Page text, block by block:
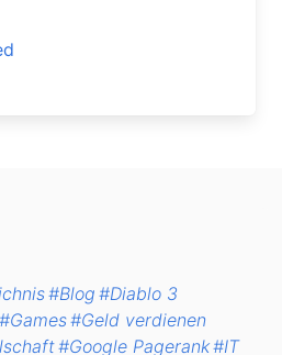
#Blog #Diablo 3
#Games#Geld verdienen
#Google Pagerank#IT